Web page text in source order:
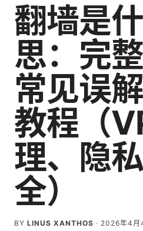
翻墙是
思：完整
常见误
教程（
理、隐
全）
BY LINUS XANTHOS · 2026年4月